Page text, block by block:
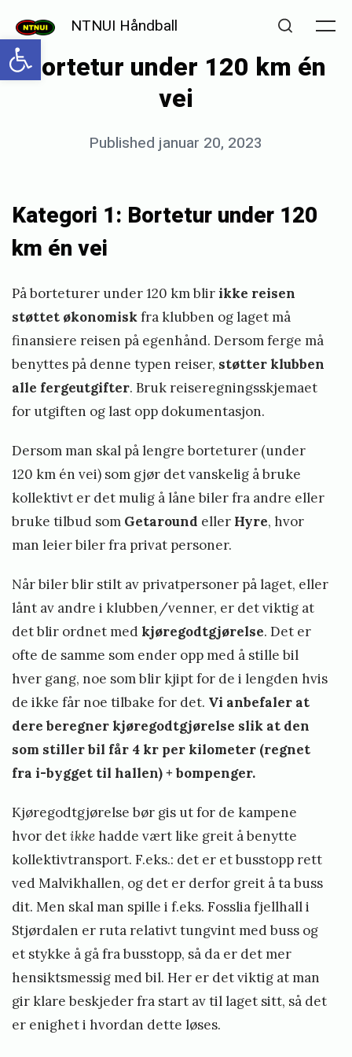
Open toolbar
content
NTNUI Håndball
Bortetur under 120 km én
vei
Posted
Published januar 20, 2023
n
i
d
h
a
g
e
n
Kategori 1: Bortetur under 120
km én vei
På borteturer under 120 km blirikke reisen
støttet økonomiskfra klubben og laget må
finansiere reisen på egenhånd. Dersom ferge må
benyttes på denne typen reiser, støtter klubben
alle fergeutgifter. Bruk reiseregningsskjemaet
for utgiften og last opp dokumentasjon.
Dersom man skal på lengre borteturer (under
120 km én vei) som gjør det vanskelig å bruke
kollektivt er det mulig å låne biler fra andre eller
bruke tilbud som Getaround eller Hyre, hvor
man leier biler fra privat personer.
Når biler blir stilt av privatpersoner på laget, eller
lånt av andre i klubben/venner, er det viktig at
det blir ordnet med kjøregodtgjørelse. Det er
ofte de samme som ender opp med å stille bil
hver gang, noe som blir kjipt for de i lengden hvis
de ikke får noe tilbake for det. Vi anbefaler at
dere beregner kjøregodtgjørelse slik at den
som stiller bil får 4 kr per kilometer (regnet
fra i-bygget til hallen) + bompenger.
Kjøregodtgjørelse bør gis ut for de kampene
hvor detikkehadde vært like greit å benytte
kollektivtransport. F.eks.: det er et busstopp rett
ved Malvikhallen, og det er derfor greit å ta buss
dit. Men skal man spille i f.eks. Fosslia fjellhall i
Stjørdalen er ruta relativt tungvint med buss og
et stykke å gå fra busstopp, så da er det mer
hensiktsmessig med bil. Her er det viktig at man
gir klare beskjeder fra start av til laget sitt, så det
er enighet i hvordan dette løses.